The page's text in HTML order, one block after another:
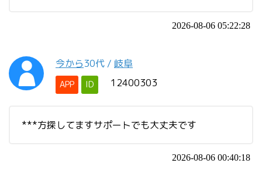
2026-08-06 05:22:28
今から30代 / 岐阜
APP ID 12400303
***方探してますサポートでも大丈夫です
2026-08-06 00:40:18